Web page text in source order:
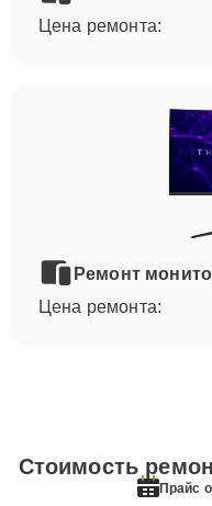
Цена ремонта:
Ремонт
Цена ремонта:
Стоимость
Прайс